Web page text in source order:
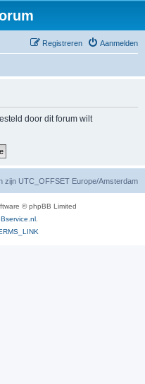
Aanmelden
Registreren
door dit forum wilt
zijn UTC_OFFSET Europe/Amsterdam
© phpBB Limited
.